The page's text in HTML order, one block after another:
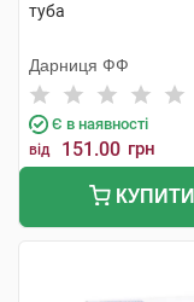
туба
Дарниця ФФ
Є в наявності
від 151.00 грн
КУПИТИ